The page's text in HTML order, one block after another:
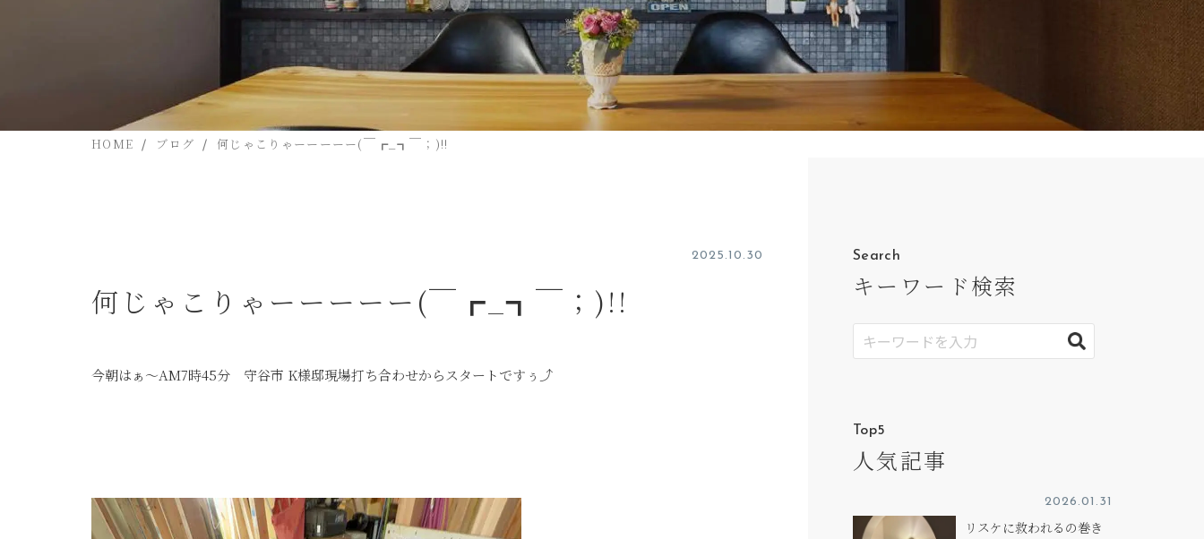
HOME ブログ 何じゃこりゃーーーーー(￣┏_┓￣；)!!
2025.10.30
何じゃこりゃーーーーー(￣┏_┓￣；)!!
今朝はぁ～AM7時45分 守谷市 K様邸現場打ち合わせからスタートですぅ⤴
Search
キーワード検索
Top5
人気記事
2026.01.31
リスケに救われるの巻き